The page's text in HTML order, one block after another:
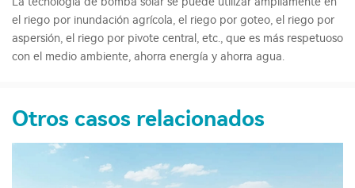
el riego por inundación agrícola, el riego por goteo, el riego por
aspersión, el riego por pivote central, etc., que es más respetuoso
con el medio ambiente, ahorra energía y ahorra agua.
Otros casos relacionados